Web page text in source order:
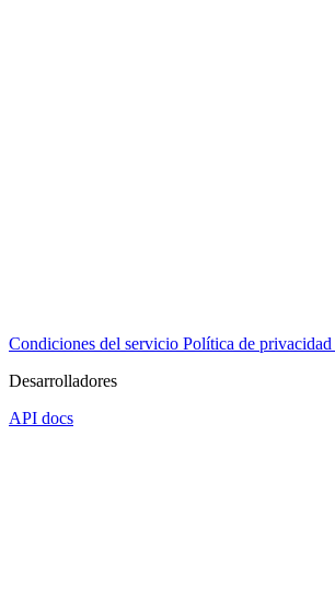
Condiciones del servicio Política de privacidad
Desarrolladores
API docs